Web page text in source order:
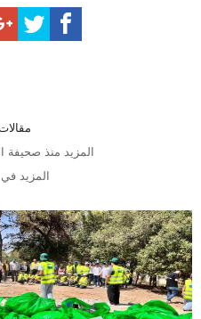
المزيد منذ صحيفة
المزيد في